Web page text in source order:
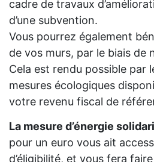
cadre de travaux
d’une subvention.
Vous pourrez également
de vos murs, par le biais de
Cela est rendu possible par
mesures écologiques
votre revenu fiscal de
La mesure d’énergie
pour un euro vous ait
d’éligibilité, et vous fera